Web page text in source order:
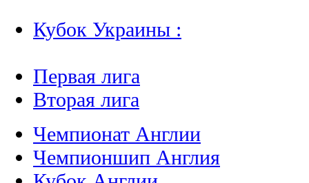
Кубок Украины :
Первая лига
Вторая лига
Чемпионат Англии
Чемпионшип Англия